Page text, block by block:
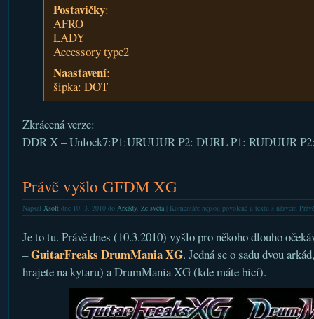
Postavičky:
AFRO
LADY
Accessory type2
Naastavení:
šipka: DOT
Zkrácená verze:
DDR X – Unlock7:P1:URUUUR P2: DURL P1: RUDUUR
Právě vyšlo GFDM XG
Napsal Xsoftdne 10. 3. 2010 do Arkády, Ze světa| Komentáře nejsou povolenéu textu s názvem
Je to tu. Právě dnes (10.3.2010) vyšlo pro někoho dlouho
–GuitarFreaks DrumMania XG. Jedná se o sadu dvou
hrajete na kytaru) a DrumMania XG (kde máte bicí).